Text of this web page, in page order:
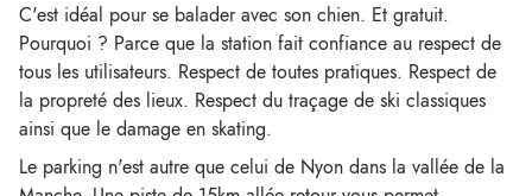
C'est idéal pour se balader avec son chien. Et gratuit.
Pourquoi ? Parce que la station fait confiance au respect de
tous les utilisateurs. Respect de toutes pratiques. Respect de
la propreté des lieux. Respect du traçage de ski classiques
ainsi que le damage en skating.
Le parking n'est autre que celui de Nyon dans la vallée de la